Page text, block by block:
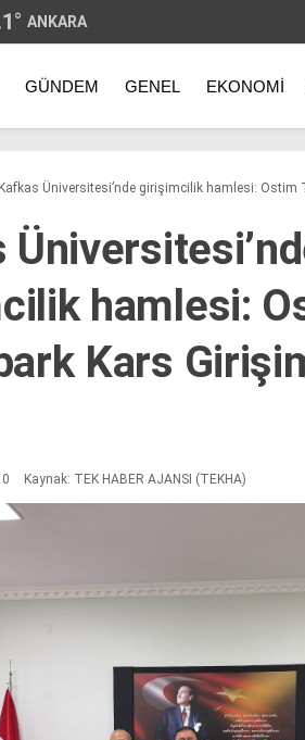
° ANKARA
GÜNDEM GENEL EKONOMI
Kafkas Üniversitesi’nde girişimcilik hamlesi: Ostim
hamlesi:
Kars
Kaynak: TEK HABER AJANSI (TEKHA)